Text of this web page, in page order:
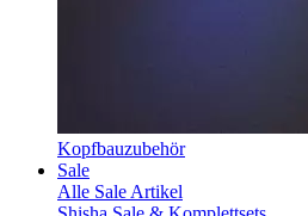
Kopfbauzubehör
Sale
Alle Sale Artikel